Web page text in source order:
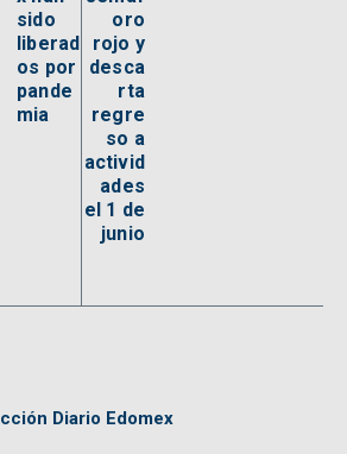
sido
liberad
os por
pande
mia
oro
rojo y
desca
rta
regre
so a
activid
ades
el 1 de
junio
Diario Edomex